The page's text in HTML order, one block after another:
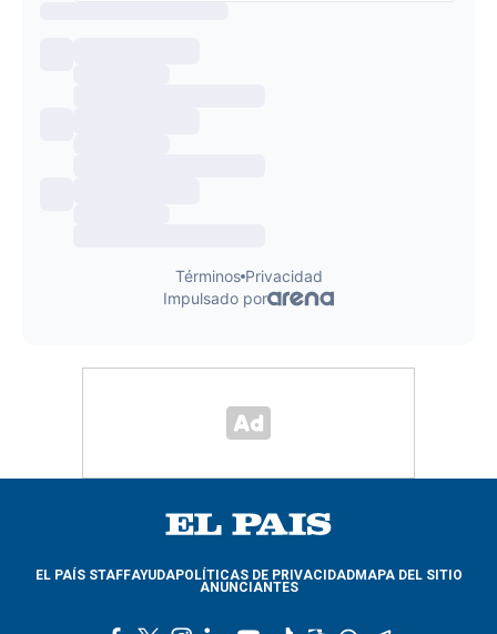
EL PAÍS STAFFAYUDAPOLÍTICAS DE PRIVACIDADMAPA DEL SITIO
ANUNCIANTES